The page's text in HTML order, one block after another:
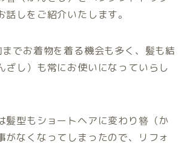
話しをご紹介いたします。
でお着物を着る機会も多く、髪も結
ざし）も常にお使いになっていらし
髪型もショートヘアに変わり簪（か
がなくなってしまったので、リフォ